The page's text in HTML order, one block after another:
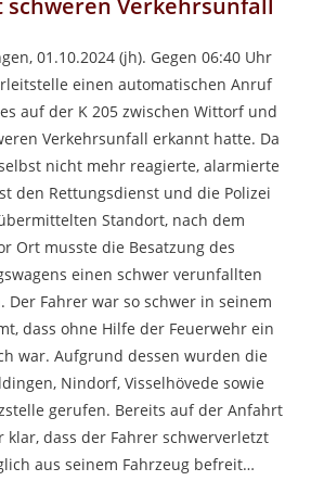
schweren Verkehrsunfall
01.10.2024 (jh). Gegen 06:40 Uhr
einen automatischen Anruf
auf der K 205 zwischen Wittorf und
Verkehrsunfall erkannt hatte. Da
nicht mehr reagierte, alarmierte
den Rettungsdienst und die Polizei
Standort, nach dem
Ort musste die Besatzung des
einen schwer verunfallten
Der Fahrer war so schwer in seinem
dass ohne Hilfe der Feuerwehr ein
war. Aufgrund dessen wurden die
Nindorf, Visselhövede sowie
gerufen. Bereits auf der Anfahrt
klar, dass der Fahrer schwerverletzt
aus seinem Fahrzeug befreit…